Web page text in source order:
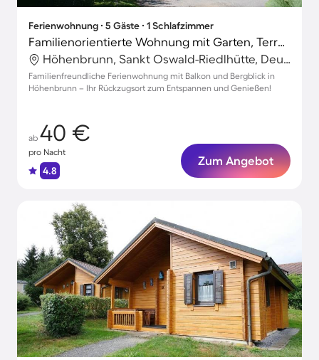
Ferienwohnung ∙ 5 Gäste ∙ 1 Schlafzimmer
Familienorientierte Wohnung mit Garten, Terrasse und Grill | Bergblick
Höhenbrunn, Sankt Oswald-Riedlhütte, Deutschland
Familienfreundliche Ferienwohnung mit Balkon und Bergblick in
Höhenbrunn – Ihr Rückzugsort zum Entspannen und Genießen!
ab 40 €
pro Nacht
4.8
Zum Angebot